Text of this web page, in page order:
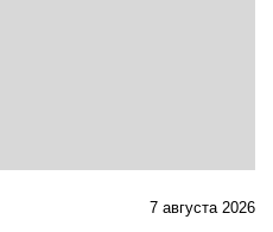
7 августа 2026